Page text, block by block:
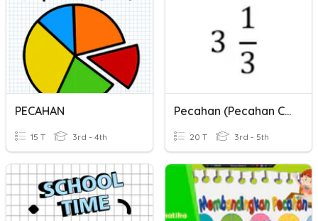
PECAHAN
15 T 3rd - 4th
Pecahan (Pecahan Campuran-PecahanBiasa)
20 T 3rd - 5th